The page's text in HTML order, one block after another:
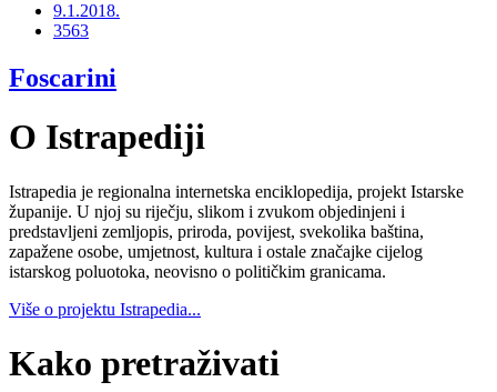
9.1.2018.
3563
Foscarini
O Istrapediji
Istrapedia je regionalna internetska enciklopedija, projekt Istarske
županije. U njoj su riječju, slikom i zvukom objedinjeni i
predstavljeni zemljopis, priroda, povijest, svekolika baština,
zapažene osobe, umjetnost, kultura i ostale značajke cijelog
istarskog poluotoka, neovisno o političkim granicama.
Više o projektu Istrapedia...
Kako pretraživati